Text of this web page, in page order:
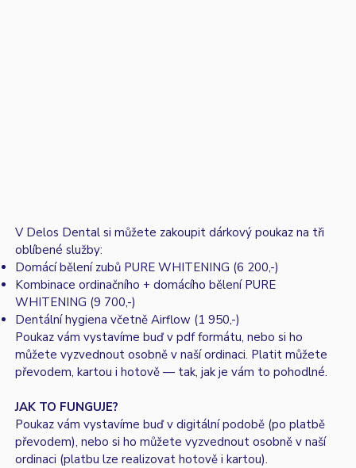
V Delos Dental si můžete zakoupit dárkový poukaz na tři
oblíbené služby:
Domácí bělení zubů PURE WHITENING (6 200,-)
Kombinace ordinačního + domácího bělení PURE
WHITENING (9 700,-)
​Dentální hygiena včetně Airflow (1 950,-)
Poukaz vám vystavíme buď v pdf formátu, nebo si ho
můžete vyzvednout osobně v naší ordinaci. Platit můžete
převodem, kartou i hotově — tak, jak je vám to pohodlné.
JAK TO FUNGUJE?
Poukaz vám vystavíme buď v digitální podobě (po platbě
převodem), nebo si ho můžete vyzvednout osobně v naší
ordinaci (platbu lze realizovat hotově i kartou).